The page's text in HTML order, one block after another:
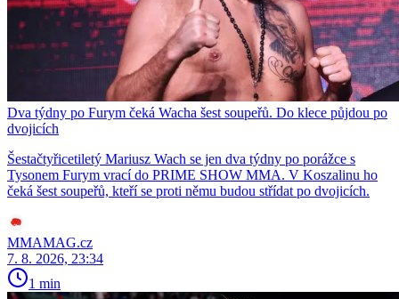
Dva týdny po Furym čeká Wacha šest soupeřů. Do klece půjdou po
dvojicích
Šestačtyřicetiletý Mariusz Wach se jen dva týdny po porážce s
Tysonem Furym vrací do PRIME SHOW MMA. V Koszalinu ho
čeká šest soupeřů, kteří se proti němu budou střídat po dvojicích.
MMAMAG.cz
7. 8. 2026, 23:34
1 min